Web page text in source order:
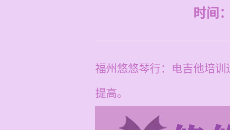
时间
福州悠悠琴行：电吉他培
提高。